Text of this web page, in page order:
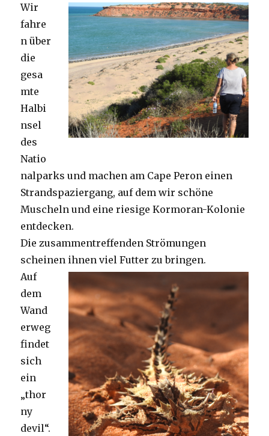
Wir
fahre
n über
die
gesa
mte
Halbi
nsel
des
Natio
nalparks und machen am Cape Peron einen
Strandspaziergang, auf dem wir schöne
Muscheln und eine riesige Kormoran-Kolonie
entdecken.
Die zusammentreffenden Strömungen
scheinen ihnen viel Futter zu bringen.
Auf
dem
Wand
erweg
findet
sich
ein
„thor
ny
devil“.